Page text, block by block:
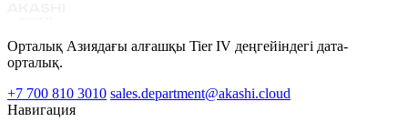
Орталық Азиядағы алғашқы Tier IV деңгейіндегі дата-
орталық.
+7 700 810 3010 sales.department@akashi.cloud
Навигация